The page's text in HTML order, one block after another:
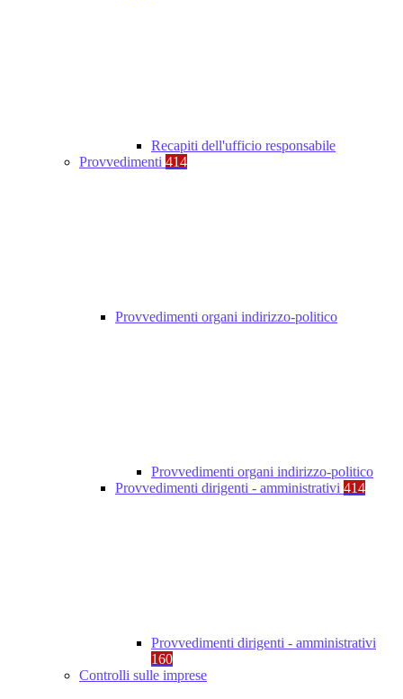
Recapiti dell'ufficio responsabile
Provvedimenti 414
Provvedimenti organi indirizzo-politico
Provvedimenti organi indirizzo-politico
Provvedimenti dirigenti - amministrativi 414
Provvedimenti dirigenti - amministrativi
160
Controlli sulle imprese